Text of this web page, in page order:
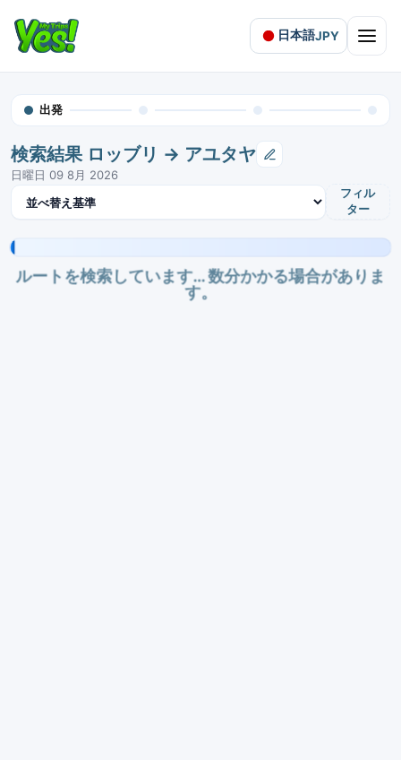
日本語JPY Open
出発
検索結果 ロッブリ → アユタヤ
日曜日 09 8月 2026
フィル
ター
結果を並べ替え
ルートを検索しています… 数分かかる場合がありま
す。